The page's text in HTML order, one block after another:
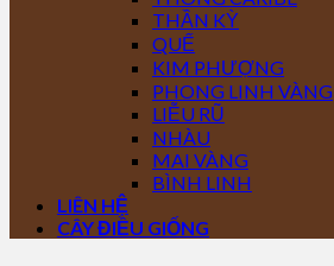
THẦN KỲ
QUẾ
KIM PHƯỢNG
PHONG LINH VÀNG
LIỄU RŨ
NHÀU
MAI VÀNG
BÌNH LINH
LIÊN HỆ
CÂY ĐIỀU GIỐNG